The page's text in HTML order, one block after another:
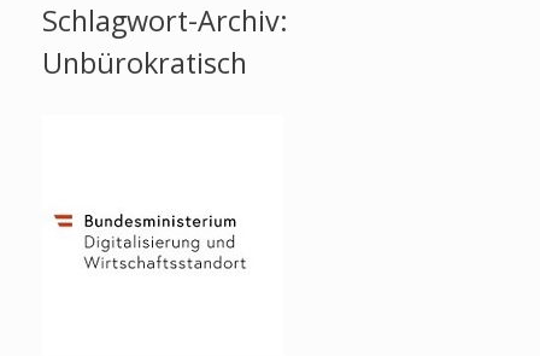
Schlagwort-Archiv:
Unbürokratisch